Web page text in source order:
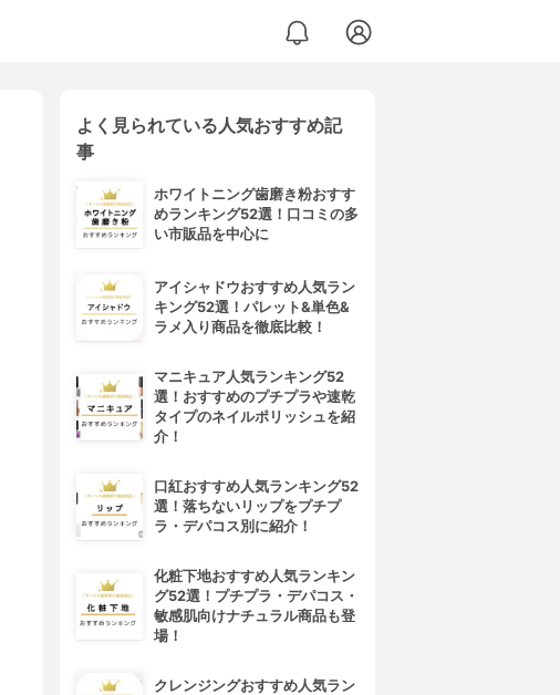
よく見られている人気おすすめ記
事
ホワイトニング歯磨き粉おすす
めランキング52選！口コミの多
い市販品を中心に
アイシャドウおすすめ人気ラン
キング52選！パレット&単色&
ラメ入り商品を徹底比較！
マニキュア人気ランキング52
選！おすすめのプチプラや速乾
タイプのネイルポリッシュを紹
介！
口紅おすすめ人気ランキング52
選！落ちないリップをプチプ
ラ・デパコス別に紹介！
化粧下地おすすめ人気ランキン
グ52選！プチプラ・デパコス・
敏感肌向けナチュラル商品も登
場！
クレンジングおすすめ人気ラン